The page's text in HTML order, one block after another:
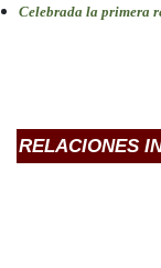
Celebrada la primera
RELACIONES